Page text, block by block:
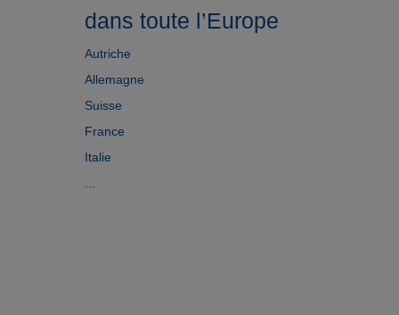
dans toute l’Europe
Autriche
Allemagne
Suisse
France
Italie